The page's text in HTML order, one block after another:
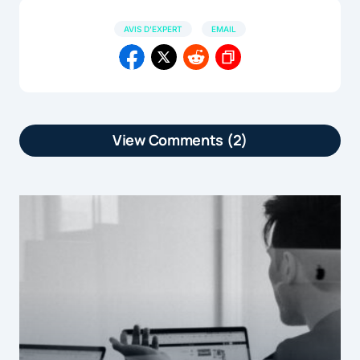
AVIS D'EXPERT EMAIL
View Comments (2)
validation d'inscription, suivi de
livraisons, factures… Les emails dits
"transactionnels" jalonnent la relation
[…] Confirmation de commande,